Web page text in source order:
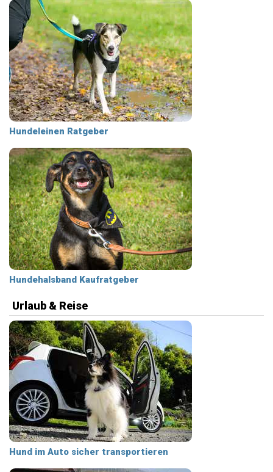
Hundeleinen Ratgeber
Hundehalsband Kaufratgeber
Urlaub & Reise
Hund im Auto sicher transportieren